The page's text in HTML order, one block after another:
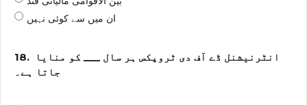
ان میں سے کوئی نہیں
18.
انٹرنیشنل ڈے آف دی ٹروپکس ہر سال ___ کو منایا
جاتا ہے۔